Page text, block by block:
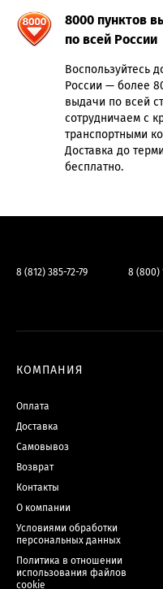
8000 пунктов
по всей России
Воспользуйтесь
России — более
выдачи по всей
сотрудничаем с
транспортными
Доставка до
бесплатно.
8 (812) 385-72-79 8 (800)
КОМПАНИЯ
Оплата
Доставка
Самовывоз
Возврат
Контакты
О компании
Условиями обработки
персональных данных
Политика в отношении
использования файлов
cookie